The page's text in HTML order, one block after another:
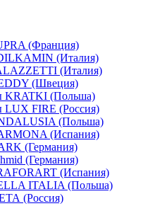
(Франция)
(Италия)
(Италия)
(Швеция)
KRATKI (Польша)
LUX FIRE (Россия)
(Польша)
(Испания)
(Германия)
(Германия)
(Испания)
ITALIA (Польша)
(Россия)